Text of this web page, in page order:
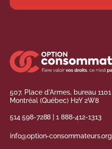
507, Place d'Armes, bureau 1101
Montréal (Québec) H2Y 2W8
514 598-7288 |1 888-412-1313
info@option-consommateurs.org